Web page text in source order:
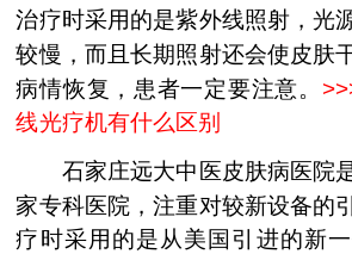
治疗时采用的是紫外线照射，光
较慢，而且长期照射还会使皮肤
病情恢复，患者一定要注意。
线光疗机有什么区别
石家庄远大中医皮肤病医院
家专科医院，注重对较新设备的
疗时采用的是从美国引进的新